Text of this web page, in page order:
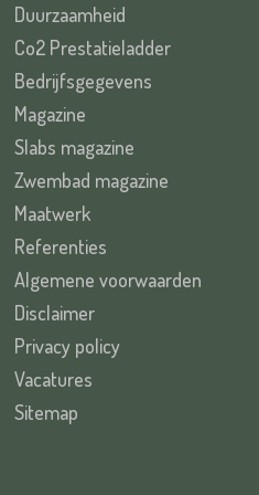
Duurzaamheid
Co2 Prestatieladder
Bedrijfsgegevens
Magazine
Slabs magazine
Zwembad magazine
Maatwerk
Referenties
Algemene voorwaarden
Disclaimer
Privacy policy
Vacatures
Sitemap